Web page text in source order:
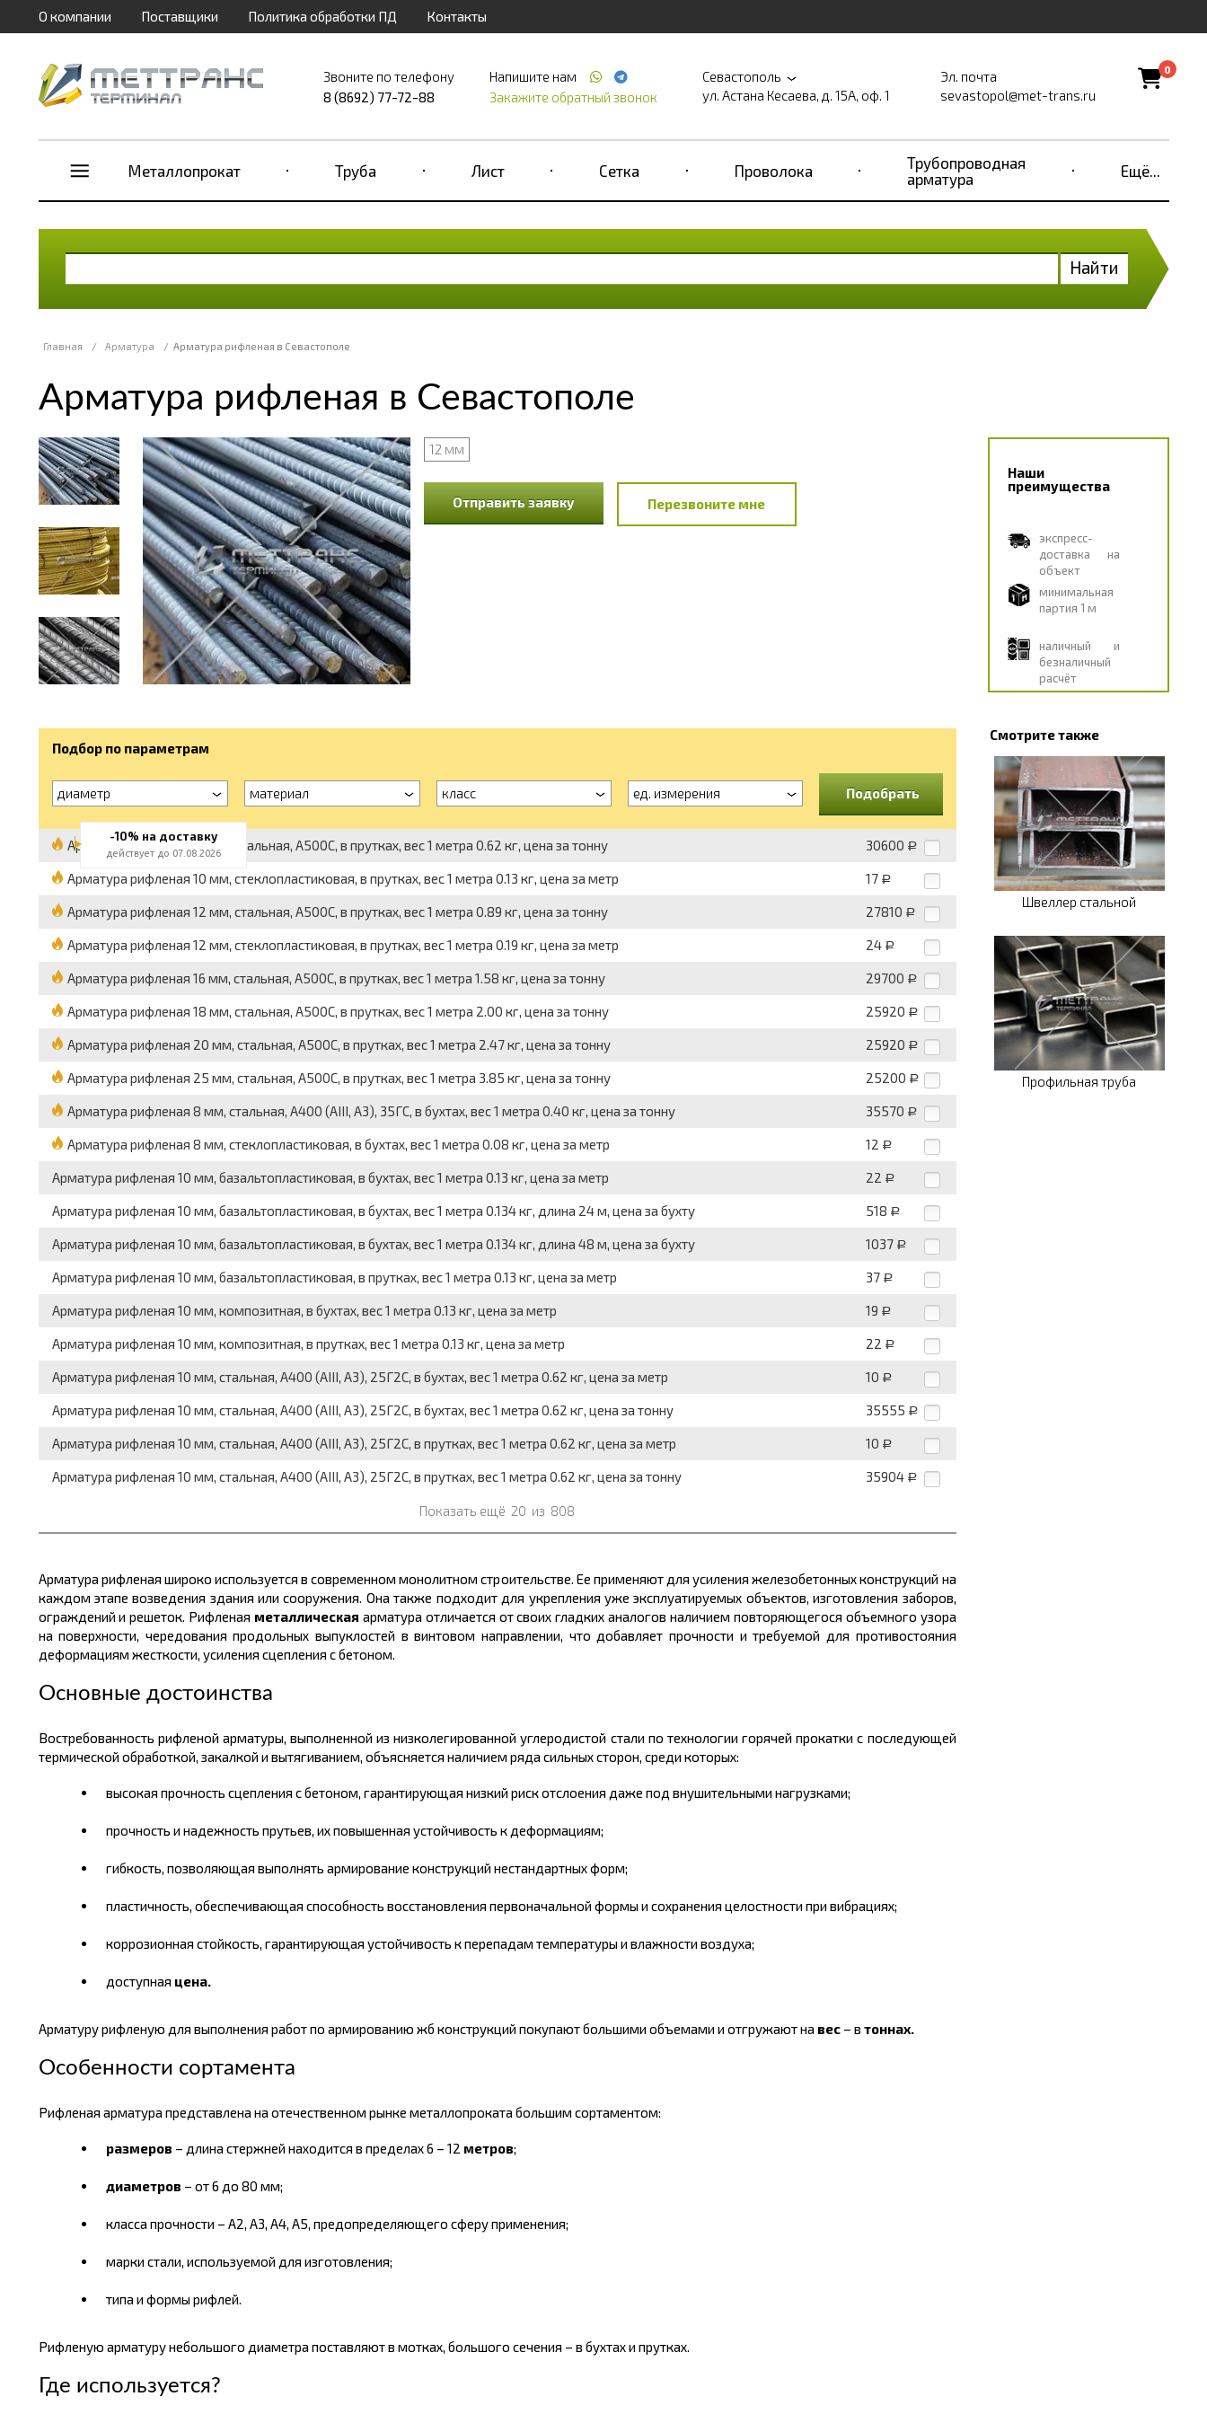
О компании Поставщики Политика обработки ПД Контакты
Звоните по телефону
8 (8692) 77-72-88
Напишите нам
Закажите обратный звонок
Севастополь
ул. Астана Кесаева, д. 15А, оф. 1
Эл. почта
sevastopol@met-trans.ru
0
Металлопрокат Труба Лист Сетка Проволока
Трубопроводная
арматура
Ещё...
Найти
Главная / Арматура / Арматура рифленая в Севастополе
Арматура рифленая в Севастополе
12 мм
Отправить заявку Перезвоните мне
Наши
преимущества
экспресс-
доставка на
объект
минимальная
партия 1 м
наличный и
безналичный
расчёт
Подбор по параметрам
диаметр материал класс ед. измерения Подобрать
Арматура рифленая 10 мм, стальная, А500С, в прутках, вес 1 метра 0.62 кг, цена за тонну 30600 Р
Арматура рифленая 10 мм, стеклопластиковая, в прутках, вес 1 метра 0.13 кг, цена за метр 17 Р
Арматура рифленая 12 мм, стальная, А500С, в прутках, вес 1 метра 0.89 кг, цена за тонну 27810 Р
Арматура рифленая 12 мм, стеклопластиковая, в прутках, вес 1 метра 0.19 кг, цена за метр 24 Р
Арматура рифленая 16 мм, стальная, А500С, в прутках, вес 1 метра 1.58 кг, цена за тонну 29700 Р
Арматура рифленая 18 мм, стальная, А500С, в прутках, вес 1 метра 2.00 кг, цена за тонну 25920 Р
Арматура рифленая 20 мм, стальная, А500С, в прутках, вес 1 метра 2.47 кг, цена за тонну 25920 Р
Арматура рифленая 25 мм, стальная, А500С, в прутках, вес 1 метра 3.85 кг, цена за тонну 25200 Р
Арматура рифленая 8 мм, стальная, А400 (АIII, А3), 35ГС, в бухтах, вес 1 метра 0.40 кг, цена за тонну 35570 Р
Арматура рифленая 8 мм, стеклопластиковая, в бухтах, вес 1 метра 0.08 кг, цена за метр 12 Р
Арматура рифленая 10 мм, базальтопластиковая, в бухтах, вес 1 метра 0.13 кг, цена за метр 22 Р
Арматура рифленая 10 мм, базальтопластиковая, в бухтах, вес 1 метра 0.134 кг, длина 24 м, цена за бухту 518 Р
Арматура рифленая 10 мм, базальтопластиковая, в бухтах, вес 1 метра 0.134 кг, длина 48 м, цена за бухту 1037 Р
Арматура рифленая 10 мм, базальтопластиковая, в прутках, вес 1 метра 0.13 кг, цена за метр 37 Р
Арматура рифленая 10 мм, композитная, в бухтах, вес 1 метра 0.13 кг, цена за метр 19 Р
Арматура рифленая 10 мм, композитная, в прутках, вес 1 метра 0.13 кг, цена за метр 22 Р
Арматура рифленая 10 мм, стальная, А400 (АIII, А3), 25Г2С, в бухтах, вес 1 метра 0.62 кг, цена за метр 10 Р
Арматура рифленая 10 мм, стальная, А400 (АIII, А3), 25Г2С, в бухтах, вес 1 метра 0.62 кг, цена за тонну 35555 Р
Арматура рифленая 10 мм, стальная, А400 (АIII, А3), 25Г2С, в прутках, вес 1 метра 0.62 кг, цена за метр 10 Р
Арматура рифленая 10 мм, стальная, А400 (АIII, А3), 25Г2С, в прутках, вес 1 метра 0.62 кг, цена за тонну 35904 Р
Показать ещё 20 из 808
Арматура рифленая широко используется в современном монолитном строительстве. Ее применяют для усиления железобетонных конструкций на
каждом этапе возведения здания или сооружения. Она также подходит для укрепления уже эксплуатируемых объектов, изготовления заборов,
ограждений и решеток. Рифленая металлическая арматура отличается от своих гладких аналогов наличием повторяющегося объемного узора
на поверхности, чередования продольных выпуклостей в винтовом направлении, что добавляет прочности и требуемой для противостояния
деформациям жесткости, усиления сцепления с бетоном.
Основные достоинства
Востребованность рифленой арматуры, выполненной из низколегированной углеродистой стали по технологии горячей прокатки с последующей
термической обработкой, закалкой и вытягиванием, объясняется наличием ряда сильных сторон, среди которых:
высокая прочность сцепления с бетоном, гарантирующая низкий риск отслоения даже под внушительными нагрузками;
прочность и надежность прутьев, их повышенная устойчивость к деформациям;
гибкость, позволяющая выполнять армирование конструкций нестандартных форм;
пластичность, обеспечивающая способность восстановления первоначальной формы и сохранения целостности при вибрациях;
коррозионная стойкость, гарантирующая устойчивость к перепадам температуры и влажности воздуха;
доступная цена.
Арматуру рифленую для выполнения работ по армированию жб конструкций покупают большими объемами и отгружают на вес – в тоннах.
Особенности сортамента
Рифленая арматура представлена на отечественном рынке металлопроката большим сортаментом:
размеров – длина стержней находится в пределах 6 – 12 метров;
диаметров – от 6 до 80 мм;
класса прочности – А2, А3, А4, А5, предопределяющего сферу применения;
марки стали, используемой для изготовления;
типа и формы рифлей.
Рифленую арматуру небольшого диаметра поставляют в мотках, большого сечения – в бухтах и прутках.
Где используется?
Смотрите также
Швеллер стальной
Профильная труба
-10% на доставку
действует до 07.08.2026